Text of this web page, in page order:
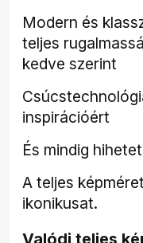
Modern és
teljes
kedve szerint
inspirációért
És mindig
A teljes
ikonikusat.
Valódi teljes